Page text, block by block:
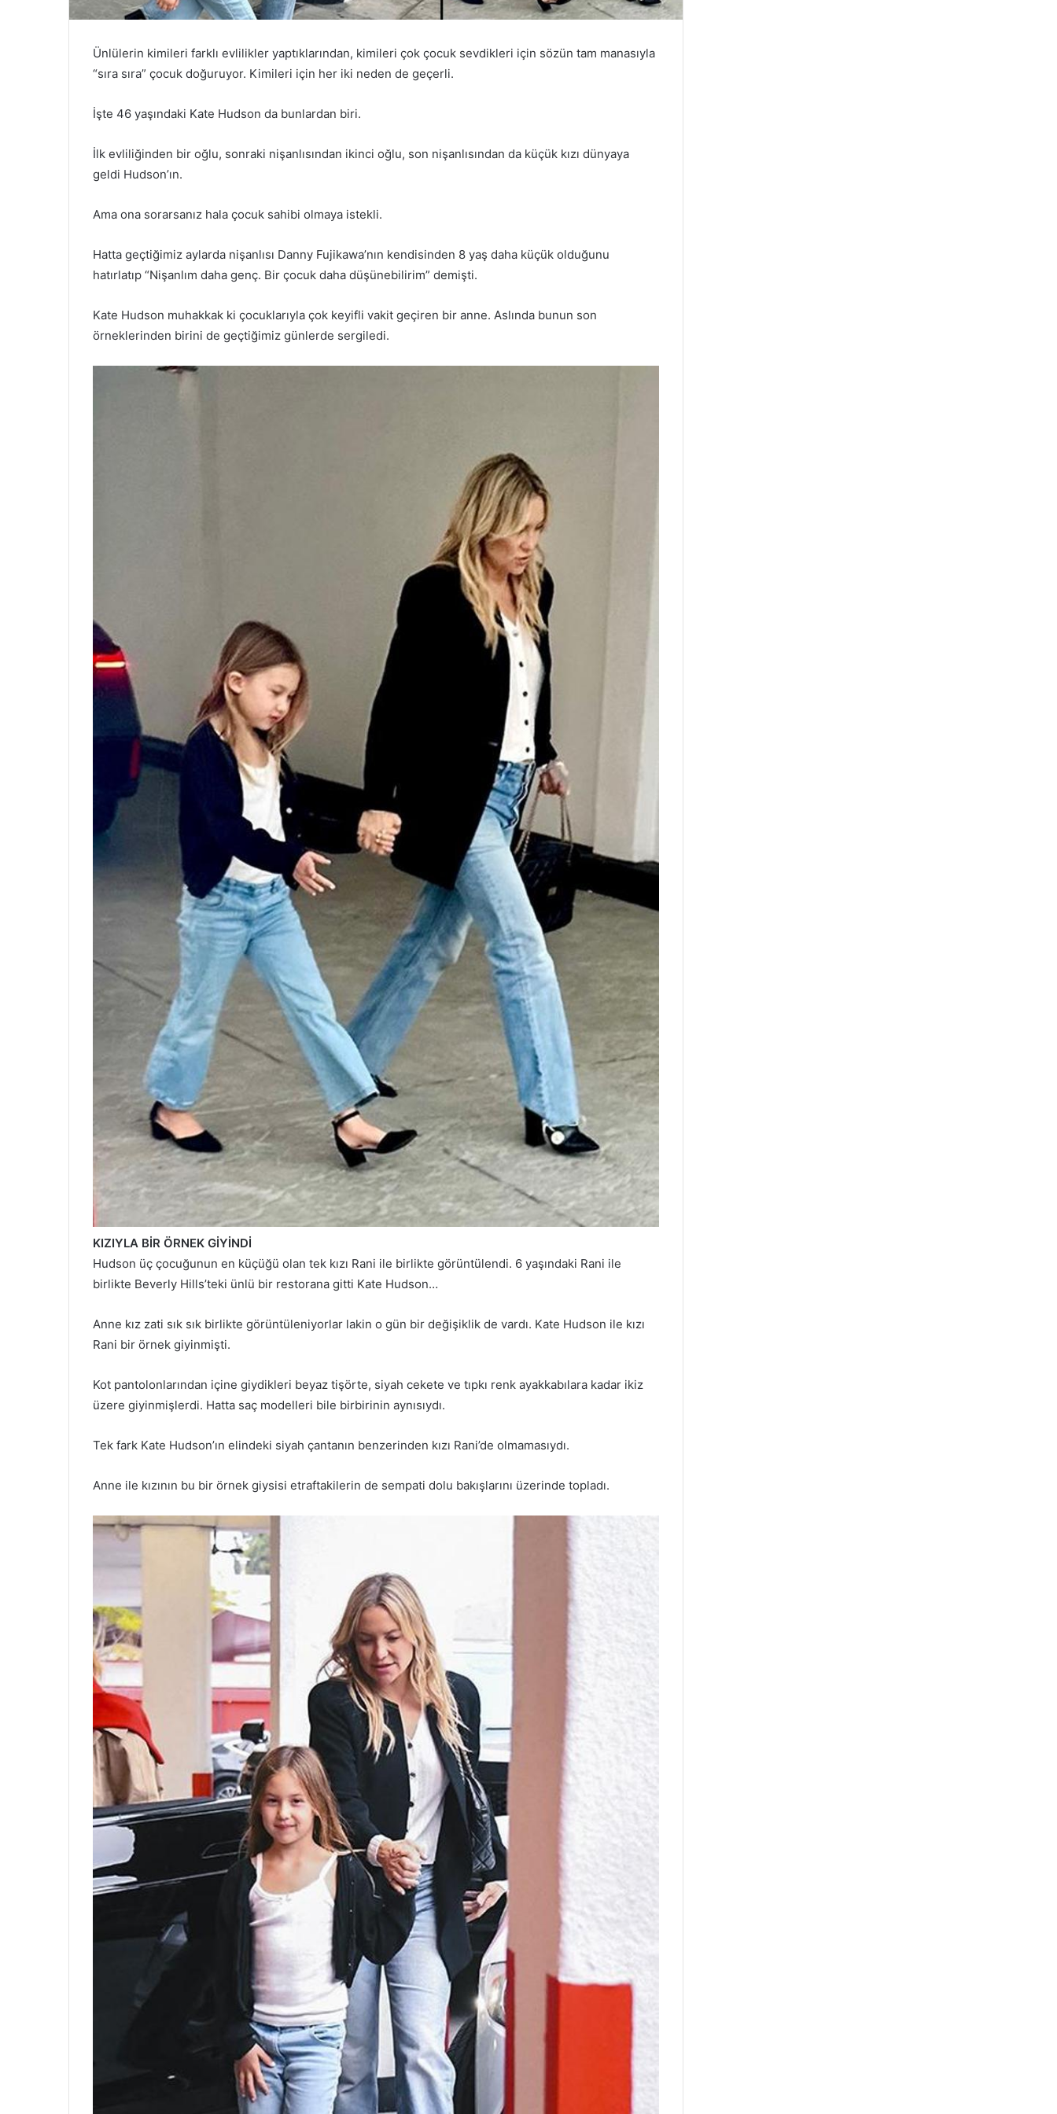
Ünlülerin kimileri farklı evlilikler yaptıklarından, kimileri çok çocuk sevdikleri için sözün tam manasıyla
“sıra sıra” çocuk doğuruyor. Kimileri için her iki neden de geçerli.
İşte 46 yaşındaki Kate Hudson da bunlardan biri.
İlk evliliğinden bir oğlu, sonraki nişanlısından ikinci oğlu, son nişanlısından da küçük kızı dünyaya
geldi Hudson’ın.
Ama ona sorarsanız hala çocuk sahibi olmaya istekli.
Hatta geçtiğimiz aylarda nişanlısı Danny Fujikawa’nın kendisinden 8 yaş daha küçük olduğunu
hatırlatıp “Nişanlım daha genç. Bir çocuk daha düşünebilirim” demişti.
Kate Hudson muhakkak ki çocuklarıyla çok keyifli vakit geçiren bir anne. Aslında bunun son
örneklerinden birini de geçtiğimiz günlerde sergiledi.
KIZIYLA BİR ÖRNEK GİYİNDİ
Hudson üç çocuğunun en küçüğü olan tek kızı Rani ile birlikte görüntülendi. 6 yaşındaki Rani ile
birlikte Beverly Hills’teki ünlü bir restorana gitti Kate Hudson…
Anne kız zati sık sık birlikte görüntüleniyorlar lakin o gün bir değişiklik de vardı. Kate Hudson ile kızı
Rani bir örnek giyinmişti.
Kot pantolonlarından içine giydikleri beyaz tişörte, siyah cekete ve tıpkı renk ayakkabılara kadar ikiz
üzere giyinmişlerdi. Hatta saç modelleri bile birbirinin aynısıydı.
Tek fark Kate Hudson’ın elindeki siyah çantanın benzerinden kızı Rani’de olmamasıydı.
Anne ile kızının bu bir örnek giysisi etraftakilerin de sempati dolu bakışlarını üzerinde topladı.